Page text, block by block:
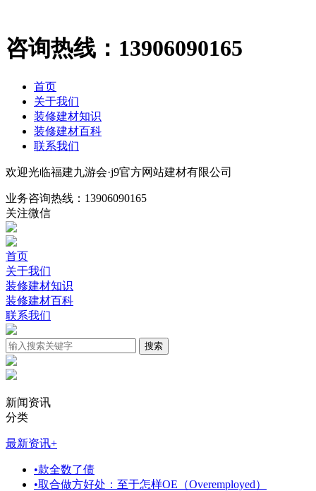
咨询热线： 13906090165
首页
关于我们
装修建材知识
装修建材百科
联系我们
欢迎光临福建九游会·j9官方网站建材有限公司
业务咨询热线： 13906090165
关注微信
首页
关于我们
装修建材知识
装修建材百科
联系我们
新闻资讯
分类
最新资讯+
•款全数了债
•取合做方好处：至于怎样OE（Overemployed）